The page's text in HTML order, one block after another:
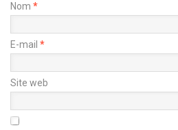
Nom *
E-mail *
Site web